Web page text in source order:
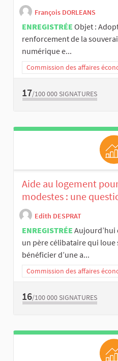
François DORLEANS
ENREGISTRÉE Objet :
renforcement de la
numérique e...
Commission des affaires
17/100 000 SIGNATURES
Aide au logement
modestes : une
Edith DESPRAT
ENREGISTRÉE Aujourd’hui
un père célibataire qui
bénéficier d’une a...
Commission des affaires
16/100 000 SIGNATURES